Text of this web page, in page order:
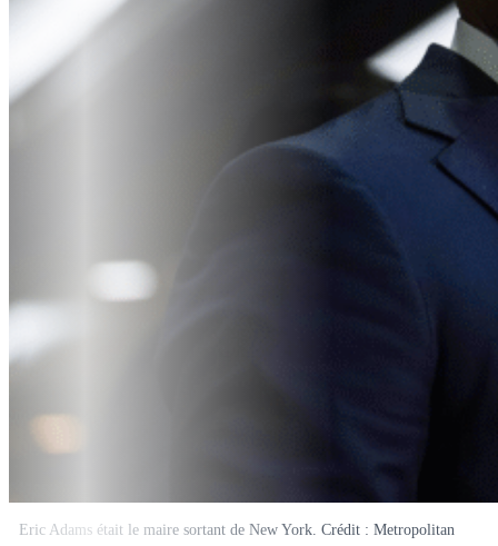
Eric Adams était le maire sortant de New York. Crédit : Metropolitan